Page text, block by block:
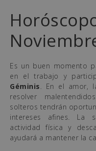
Es un buen momento
en el trabajo y
Géminis. En el amor,
resolver
solteros tendrán
intereses afines. La
actividad física y
ayudará a mantener la